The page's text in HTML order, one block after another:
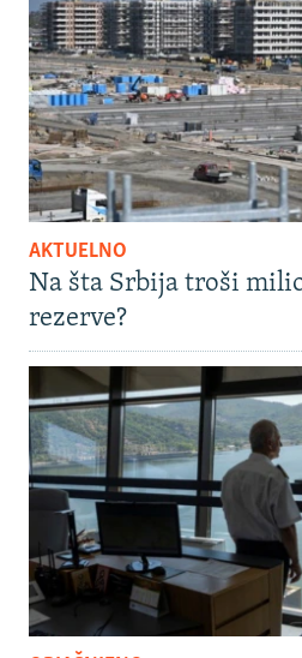
AKTUELNO
Na šta Srbija troši
rezerve?